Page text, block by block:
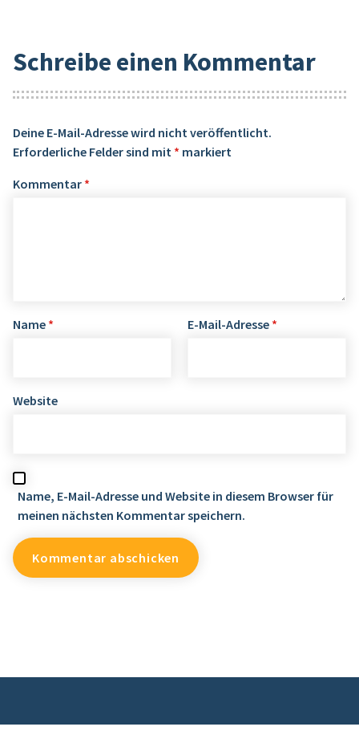
Schreibe einen Kommentar
Deine E-Mail-Adresse wird nicht veröffentlicht.
Erforderliche Felder sind mit * markiert
Kommentar *
Name * E-Mail-Adresse *
Website
Name, E-Mail-Adresse und Website in diesem Browser für
meinen nächsten Kommentar speichern.